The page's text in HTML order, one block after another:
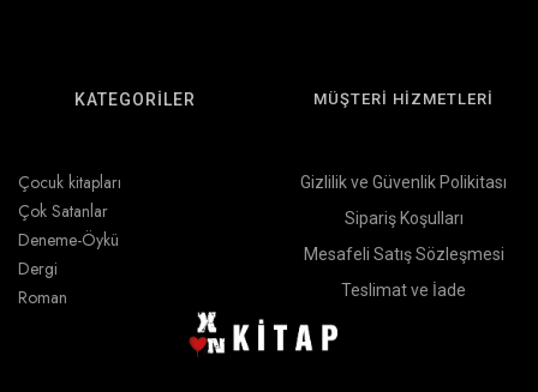
KATEGORİLER
Çocuk kitapları
Çok Satanlar
Deneme-Öykü
Dergi
Roman
MÜŞTERİ HİZMETLERİ
Gizlilik ve Güvenlik Polikitası
Sipariş Koşulları
Mesafeli Satış Sözleşmesi
Teslimat ve İade